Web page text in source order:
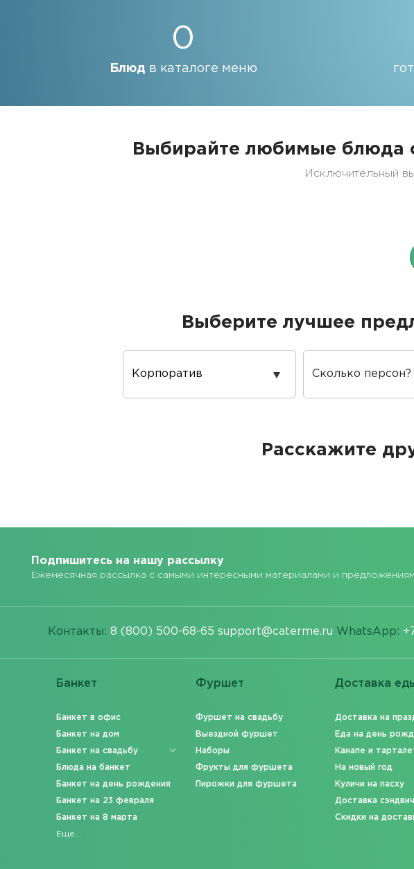
0
Блюд в каталоге меню
Выбирайте любимые блюда
Исключительный
Выберите лучшее
Повод
проведения
Сколько персон?
Расскажите
Подпишитесь на нашу рассылку
Ежемесячная рассылка с самыми интересными материалами и
Контакты: 8 (800) 500-68-65 support@caterme.ru WhatsApp:
Банкет
Банкет в офис
Банкет на дом
Банкет на свадьбу
Блюда на банкет
Банкет на день рождения
Банкет на 23 февраля
Банкет на 8 марта
Еще...
Фуршет
Фуршет на свадьбу
Выездной фуршет
Наборы
Фрукты для фуршета
Пирожки для фуршета
Доставка
Доставка на
Еда на день
Канапе и
На новый год
Куличи на пасху
Доставка
Скидки на